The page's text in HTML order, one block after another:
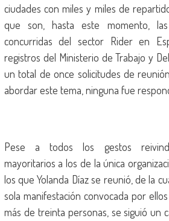
ciudades con miles y miles de
que son, hasta este momento, las
concurridas del sector Rider en
registros del Ministerio de Trabajo y
un total de once solicitudes de
abordar este tema, ninguna fue
Pese a todos los gestos
mayoritarios a los de la única
los que Yolanda Díaz se reunió, de la
sola manifestación convocada por
más de treinta personas, se siguió un